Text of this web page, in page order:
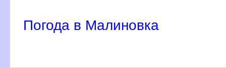
Погода в Малиновка